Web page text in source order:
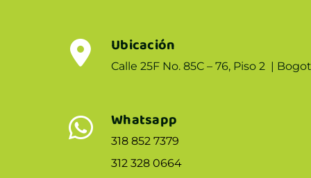
Ubicación
Calle 25F No. 85C – 76, Piso 2 |
Whatsapp
318 852 7379
312 328 0664